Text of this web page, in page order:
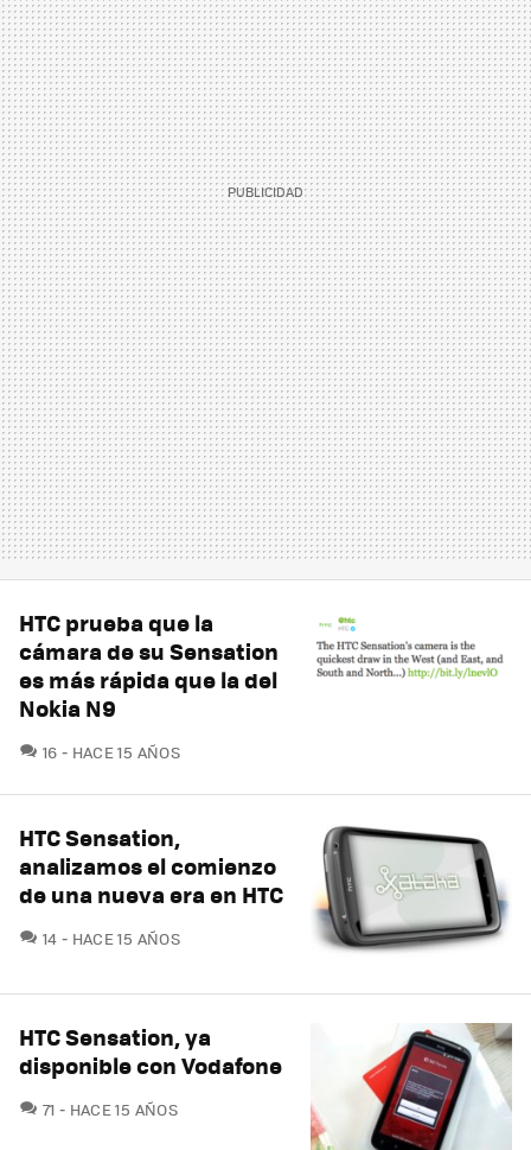
HTC prueba que la
cámara de su Sensation
es más rápida que la del
Nokia N9
16 COMENTARIOS
HACE 15 AÑOS
HTC Sensation,
analizamos el comienzo
de una nueva era en HTC
14 COMENTARIOS
HACE 15 AÑOS
HTC Sensation, ya
disponible con Vodafone
71 COMENTARIOS
HACE 15 AÑOS